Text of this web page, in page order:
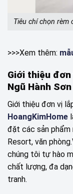
Tiêu chí chọn rèm
>>>Xem thêm:
Giới thiệu
Ngũ Hành
Giới thiệu đơn vị
HoangKimHome
đặt các sản phẩm
Resort, văn
chúng tôi tự hào
chất lượng, đa
tranh.